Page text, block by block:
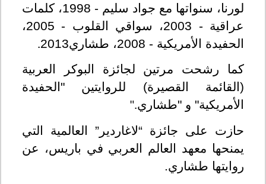
لورنا، سنواتها مع جواد سليم - 1998، كلمات
عراقية - 2003،
سواقي القلوب - 2005،
الحفيدة الأمريكية - 2008، طشاري2013
.
كما رشحت مرتين لجائزة البوكر العربية
(القائمة القصيرة) للروايتين "الحفيدة
الأمريكية" و "طشاري".
حازت على جائزة “لاغاردير” العالمية التي
يمنحها معهد العالم العربي في باريس، عن
روايتها طشاري.